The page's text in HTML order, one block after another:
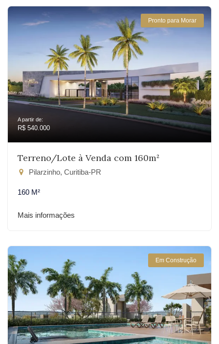
Pronto para Morar
A partir de:
R$ 540.000
Terreno/Lote à Venda com 160m²
Pilarzinho, Curitiba-PR
160 M²
Mais informações
Em Construção